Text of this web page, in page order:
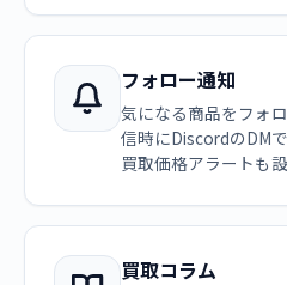
フォロー通知
気になる商品をフォ
信時にDiscordのDM
買取価格アラートも設
買取コラム